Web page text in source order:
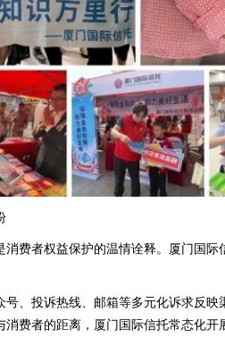
费者权益保护的温情诠释。厦门国
号、投诉热线、邮箱等多元化诉求反
费者的距离，厦门国际信托常态化开